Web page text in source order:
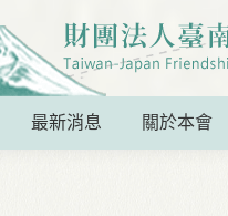
最新消息 關於本會